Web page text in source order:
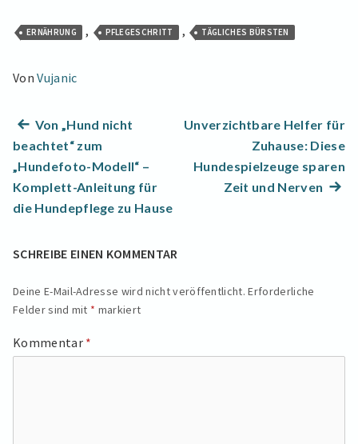
ERNÄHRUNG , PFLEGESCHRITT , TÄGLICHES BÜRSTEN
VonVujanic
Beitragsnavigation
Previous
post:
Von „Hund nicht
beachtet“ zum
„Hundefoto-Modell“ –
Komplett-Anleitung für
die Hundepflege zu Hause
Unverzichtbare Helfer für
Zuhause: Diese
Hundespielzeuge sparen
Zeit und Nerven Next
SCHREIBE EINEN KOMMENTAR
Deine E-Mail-Adresse wird nicht veröffentlicht. Erforderliche
Felder sind mit * markiert
Kommentar *